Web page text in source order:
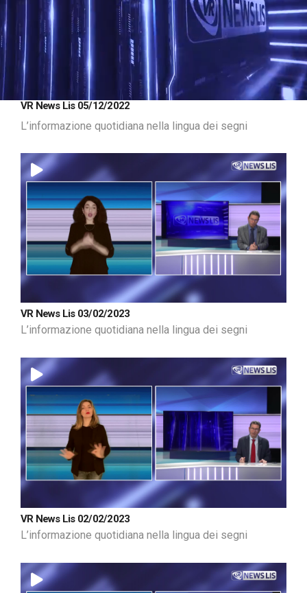
Unmute Loaded
8.75%
VR News Lis 05/12/2022
L’informazione quotidiana nella lingua dei segni
VR News Lis 03/02/2023
L’informazione quotidiana nella lingua dei segni
VR News Lis 02/02/2023
L’informazione quotidiana nella lingua dei segni